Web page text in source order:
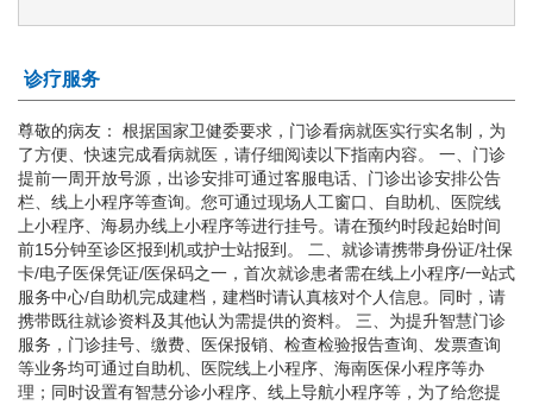
费、检查检验报告打印、发票打印等自助服务。 门诊开通
现场预约、自助机预约、海南医科大学第二附属医院线上
小程序、海易办线上小程序等多途径预约挂号途径，提前
开放一周号源，方便患者挂号就诊。 门诊开诊时间：全年
（含周末、节假日）上午8:00-12:00，下午14:30-17:30；
联系电话：0898-66809130，0898-66809127。 门诊部主
任：吴为辉 门诊部护士长：戈旭伟、代建萍（东湖门
诊）
诊疗服务
尊敬的病友： 根据国家卫健委要求，门诊看病就医实行实名制，为
了方便、快速完成看病就医，请仔细阅读以下指南内容。 一、门诊
提前一周开放号源，出诊安排可通过客服电话、门诊出诊安排公告
栏、线上小程序等查询。您可通过现场人工窗口、自助机、医院线
上小程序、海易办线上小程序等进行挂号。请在预约时段起始时间
前15分钟至诊区报到机或护士站报到。 二、就诊请携带身份证/社保
卡/电子医保凭证/医保码之一，首次就诊患者需在线上小程序/一站式
服务中心/自助机完成建档，建档时请认真核对个人信息。同时，请
携带既往就诊资料及其他认为需提供的资料。 三、为提升智慧门诊
服务，门诊挂号、缴费、医保报销、检查检验报告查询、发票查询
等业务均可通过自助机、医院线上小程序、海南医保小程序等办
理；同时设置有智慧分诊小程序、线上导航小程序等，为了给您提